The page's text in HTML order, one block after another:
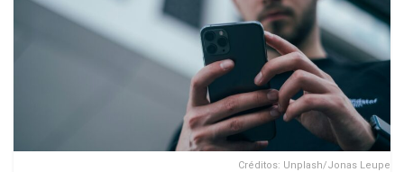
Créditos: Unplash/Jonas Leupe